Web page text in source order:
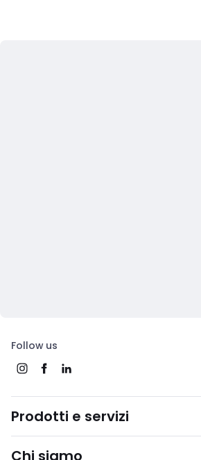
Follow us
Prodotti e servizi
Chi siamo